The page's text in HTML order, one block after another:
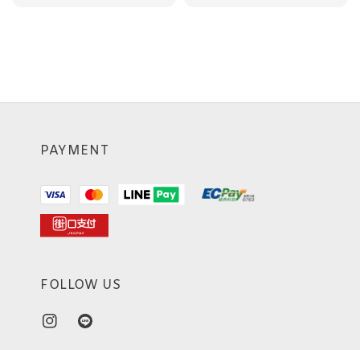
PAYMENT
FOLLOW US